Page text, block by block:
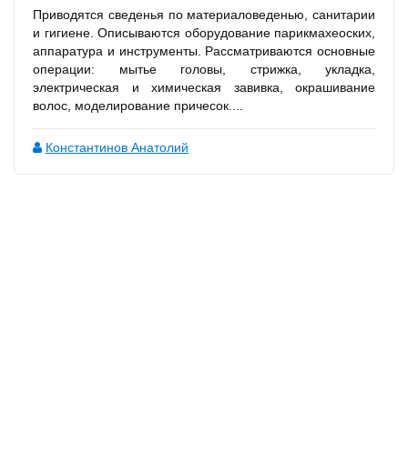
Приводятся сведенья по материаловеденью, санитарии
и гигиене. Описываются оборудование парикмахеоских,
аппаратура и инструменты. Рассматриваются основные
операции: мытье головы, стрижка, укладка,
электрическая и химическая завивка, окрашивание
волос, моделирование причесок....
Константинов Анатолий